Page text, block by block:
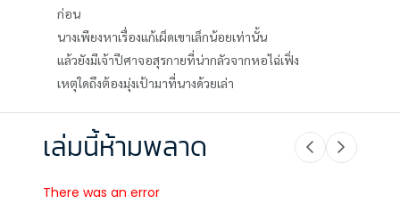
ก่อน
นางเพียงหาเรื่องแก้เผ็ดเขาเล็กน้อยเท่านั้น
แล้วยังมีเจ้าปีศาจอสุรกายที่น่ากลัวจากหอไฉ่เฟิ่ง
เหตุใดถึงต้องมุ่งเป้ามาที่นางด้วยเล่า
เล่มนี้ห้ามพลาด
There was an error